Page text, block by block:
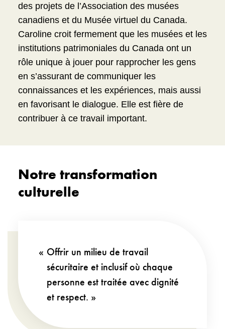
des projets de l’Association des musées
canadiens et du Musée virtuel du Canada.
Caroline croit fermement que les musées et les
institutions patrimoniales du Canada ont un
rôle unique à jouer pour rapprocher les gens
en s’assurant de communiquer les
connaissances et les expériences, mais aussi
en favorisant le dialogue. Elle est fière de
contribuer à ce travail important.
Notre transformation
culturelle
Offrir un milieu de travail
sécuritaire et inclusif où chaque
personne est traitée avec dignité
et respect.